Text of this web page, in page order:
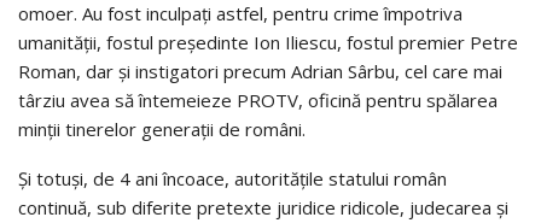
omoer. Au fost inculpați astfel, pentru crime împotriva
umanității, fostul președinte Ion Iliescu, fostul premier Petre
Roman, dar și instigatori precum Adrian Sârbu, cel care mai
târziu avea să întemeieze PROTV, oficină pentru spălarea
minții tinerelor generații de români.
Și totuși, de 4 ani încoace, autoritățile statului român
continuă, sub diferite pretexte juridice ridicole, judecarea și